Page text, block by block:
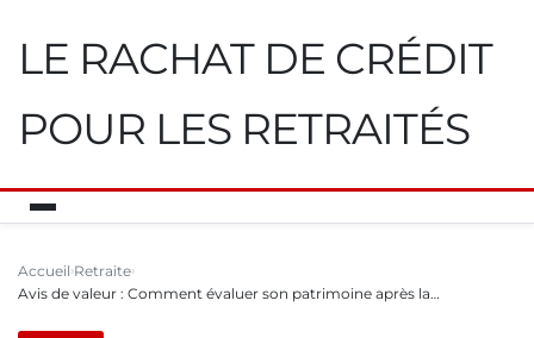
LE RACHAT DE CRÉDIT
POUR LES RETRAITÉS
Accueil Retraite
Avis de valeur : Comment évaluer son patrimoine après la…